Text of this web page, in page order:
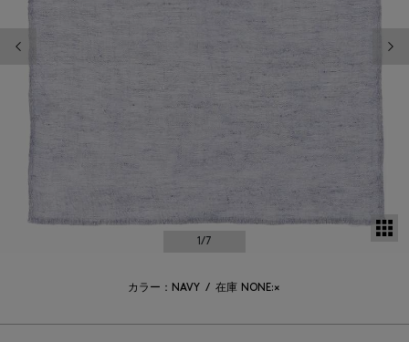
前の画像
1/7
カラー：NAVY / 在庫 NONE:×